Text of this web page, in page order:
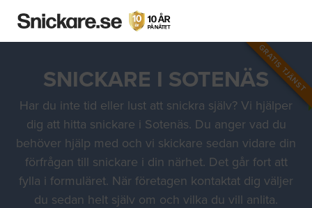
GRATIS TJÄNST
SNICKARE I SOTENÄS
Har du inte tid eller lust att snickra själv? Vi hjälper
dig att hitta snickare i Sotenäs. Du anger vad du
behöver hjälp med och vi skickare sedan vidare din
förfrågan till snickare i din närhet. Det går fort att
fylla i formuläret. När företagen kontaktat dig väljer
du sedan helt själv om och vilka du vill anlita.